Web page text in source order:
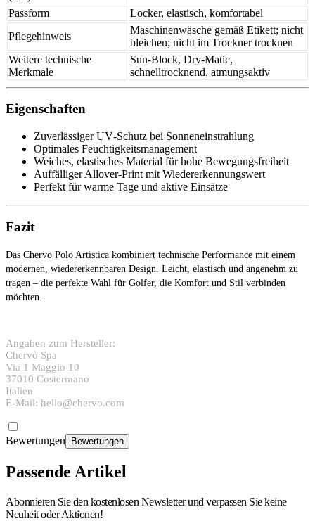
Passform
Locker, elastisch, komfortabel
Pflegehinweis
Maschinenwäsche gemäß Etikett; nicht
bleichen; nicht im Trockner trocknen
Weitere technische
Merkmale
Sun‑Block, Dry‑Matic,
schnelltrocknend, atmungsaktiv
Eigenschaften
Zuverlässiger UV‑Schutz bei Sonneneinstrahlung
Optimales Feuchtigkeitsmanagement
Weiches, elastisches Material für hohe Bewegungsfreiheit
Auffälliger Allover‑Print mit Wiedererkennungswert
Perfekt für warme Tage und aktive Einsätze
Fazit
Das Chervo Polo Artistica kombiniert technische Performance mit einem
modernen, wiedererkennbaren Design. Leicht, elastisch und angenehm zu
tragen – die perfekte Wahl für Golfer, die Komfort und Stil verbinden
möchten.
Angaben zum Hersteller:
Chervò Spa
Via 1 Maggio 10
37010 Costermano
Italien
E-Mail: hello@chervo.com
Bewertungen Bewertungen
Passende Artikel
Abonnieren Sie den kostenlosen Newsletter und verpassen Sie keine
Neuheit oder Aktionen!